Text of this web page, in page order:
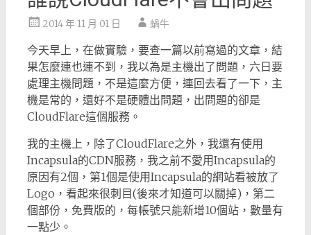
2014 年 11 月 01 日 蝸牛
今天早上，在做實驗，要查一篇以前寫過的文章，結
果怎麼連也連不到，我以為是主機出了問題，六日要
處理主機問題，不是這麼方便，連回去看了一下，主
機是常的，還好不是硬體出問題，出問題的卻是
CloudFlare這個服務。
我的主機上，除了CloudFlare之外，我還有使用
Incapsula的CDN服務，我之前不愛用Incapsula的
原因有2個，第1個是使用Incapsula的網站看被放了
Logo，看起來很刺目(後來才知道可以關掉)，第二
個部份，免費版的，每帳號只能新增10個站，數量有
一點少。